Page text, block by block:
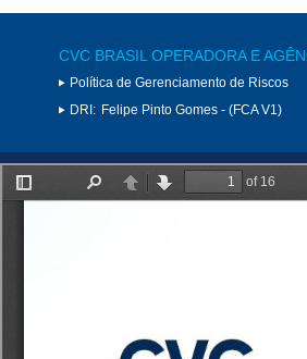
CVC BRASIL OPERADORA E
Política de Gerenciamento de Riscos
DRI: Felipe Pinto Gomes - (FCA V1)